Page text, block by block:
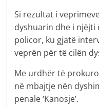
Si rezultat i
dyshuarin dhe i njëjti
policor, ku gjatë
veprën për të cilën
Me urdhër të
në mbajtje nën
penale ‘Kanosje’.